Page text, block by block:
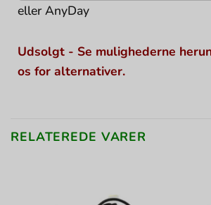
ellerAnyDay
Udsolgt - Se mulighederne
os for alternativer.
RELATEREDE VARER